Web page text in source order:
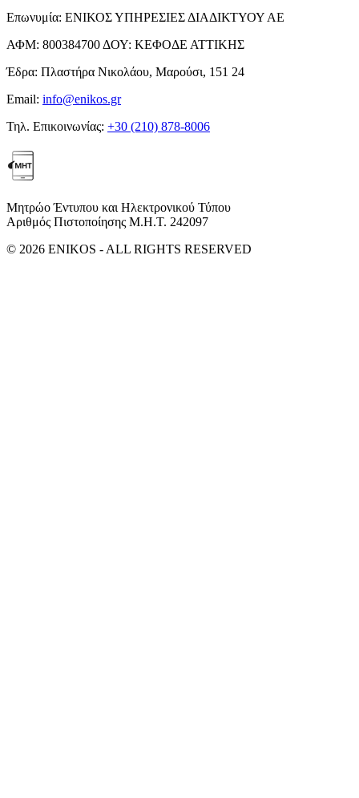
Επωνυμία: ΕΝΙΚΟΣ ΥΠΗΡΕΣΙΕΣ ΔΙΑΔΙΚΤΥΟΥ ΑΕ
ΑΦΜ: 800384700 ΔΟΥ: ΚΕΦΟΔΕ ΑΤΤΙΚΗΣ
Έδρα: Πλαστήρα Νικολάου, Μαρούσι, 151 24
Email: info@enikos.gr
Τηλ. Επικοινωνίας: +30 (210) 878-8006
Μητρώο Έντυπου και Ηλεκτρονικού Τύπου
Αριθμός Πιστοποίησης Μ.Η.Τ. 242097
© 2026 ENIKOS - ALL RIGHTS RESERVED